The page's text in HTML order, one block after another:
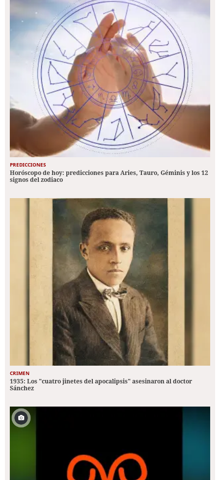
PREDICCIONES
Horóscopo de hoy: predicciones para Aries, Tauro, Géminis y los 12
signos del zodiaco
CRIMEN
1935: Los "cuatro jinetes del apocalipsis" asesinaron al doctor
Sánchez